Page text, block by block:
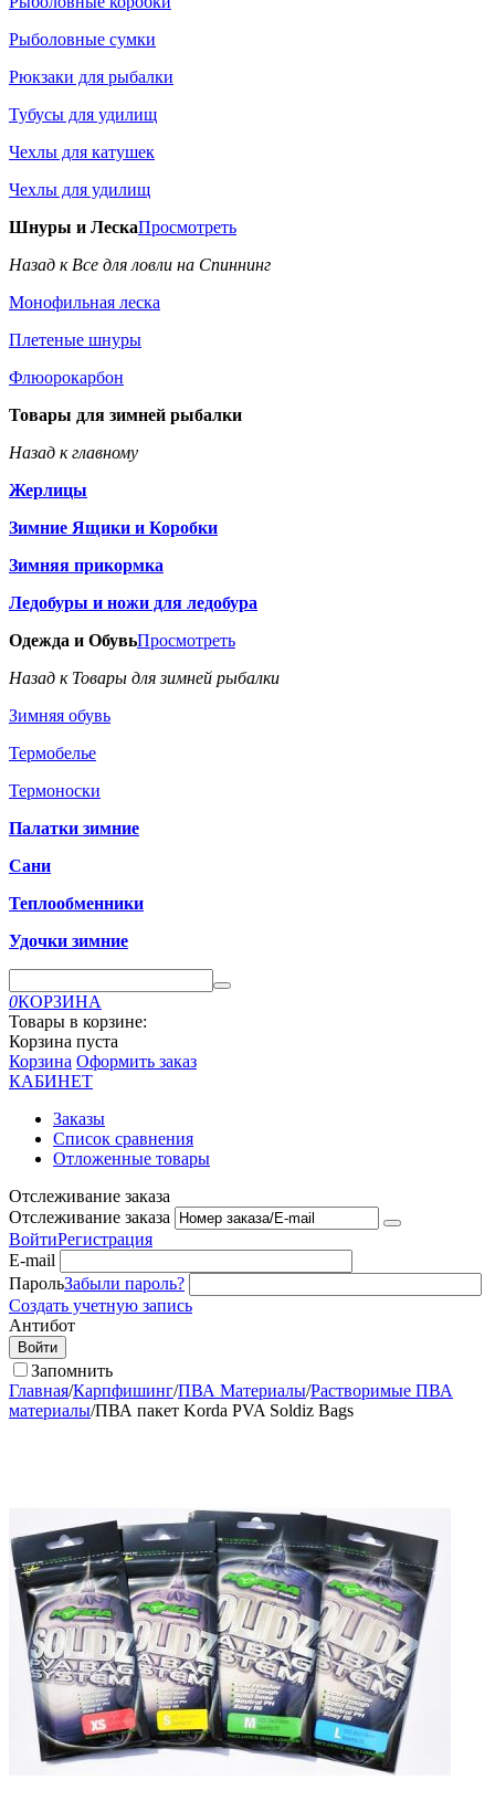
Рыболовные сумки
Рюкзаки для рыбалки
Тубусы для удилищ
Чехлы для катушек
Чехлы для удилищ
Шнуры и ЛескаПросмотреть
Назад к Все для ловли на Спиннинг
Монофильная леска
Плетеные шнуры
Флюорокарбон
Товары для зимней рыбалки
Назад к главному
Жерлицы
Зимние Ящики и Коробки
Зимняя прикормка
Ледобуры и ножи для ледобура
Одежда и ОбувьПросмотреть
Назад к Товары для зимней рыбалки
Зимняя обувь
Термобелье
Термоноски
Палатки зимние
Сани
Теплообменники
Удочки зимние
0КОРЗИНА
Товары в корзине:
Корзина пуста
Корзина Оформить заказ
КАБИНЕТ
Заказы
Список сравнения
Отложенные товары
Отслеживание заказа
Отслеживание заказа
ВойтиРегистрация
E-mail
ПарольЗабыли пароль?
Создать учетную запись
Антибот
Войти
Запомнить
Главная/Карпфишинг/ПВА Материалы/Растворимые ПВА
материалы/ПВА пакет Korda PVA Soldiz Bags